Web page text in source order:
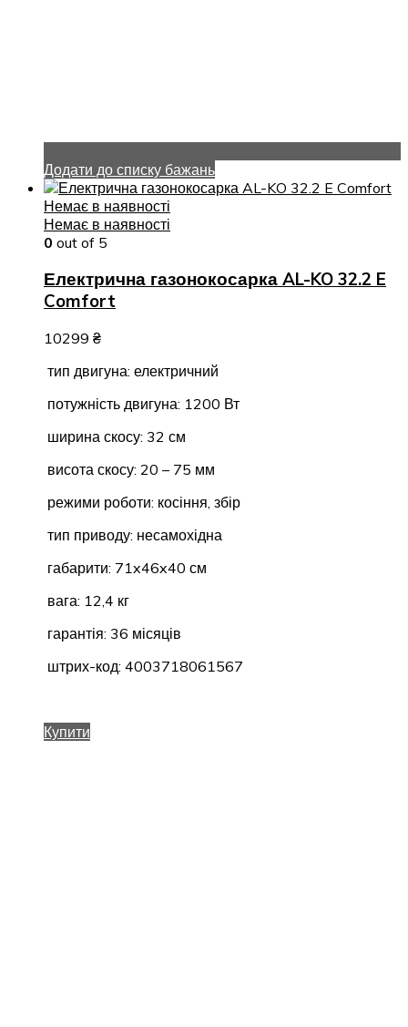
Додати до списку бажань
Немає в наявності
Немає в наявності
0 out of 5
Електрична газонокосарка AL-KO 32.2 E
Comfort
10299 ₴
тип двигуна: електричний
потужність двигуна: 1200 Вт
ширина скосу: 32 см
висота скосу: 20 – 75 мм
режими роботи: косіння, збір
тип приводу: несамохідна
габарити: 71x46x40 см
вага: 12,4 кг
гарантія: 36 місяців
штрих-код: 4003718061567
Купити